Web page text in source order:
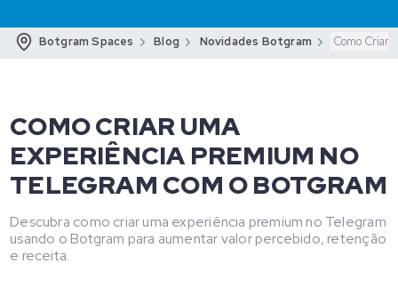
Botgram Spaces Blog Novidades Botgram Como Criar
COMO CRIAR UMA
EXPERIÊNCIA PREMIUM NO
TELEGRAM COM O BOTGRAM
Descubra como criar uma experiência premium no Telegram
usando o Botgram para aumentar valor percebido, retenção
e receita.